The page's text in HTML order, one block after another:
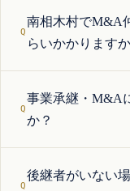
南相木村でM&A
らいかかります
事業承継・M&A
か？
後継者がいない